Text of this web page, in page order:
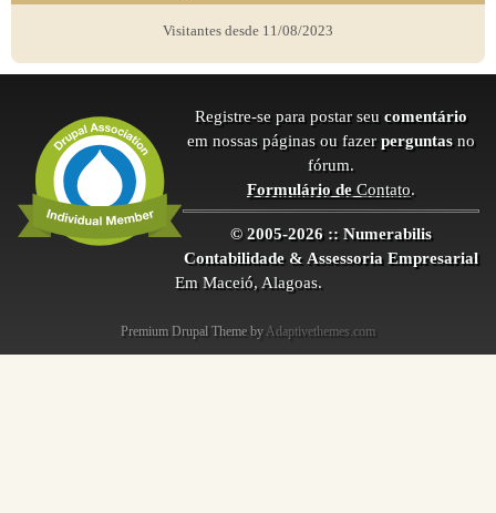
Visitantes desde 11/08/2023
Registre-se para postar seu comentário
em nossas páginas ou fazer perguntas no
fórum.
Formulário deContato.
© 2005-2026 :: Numerabilis
Contabilidade & Assessoria Empresarial
Em Maceió, Alagoas.
Premium Drupal Theme by Adaptivethemes.com